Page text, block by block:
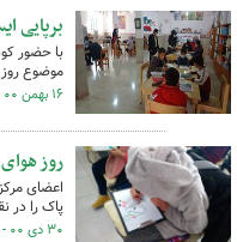
برپایی
با حضور
موضوع
۱۶ بهمن ۰۰ - ۰۰:۱۰
روز
اعضای
پاک را در
۳۰ دی ۰۰ - ۱۲:۰۴